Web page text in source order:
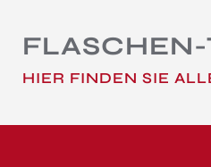
HIER FINDEN SIE